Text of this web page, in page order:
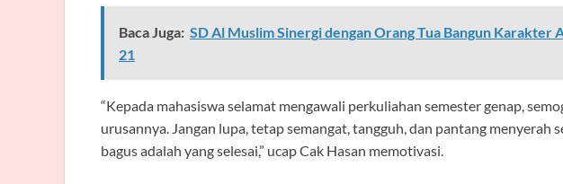
Baca Juga: SD Al Muslim Sinergi dengan Orang Tua Bangun Karakter
21
“Kepada mahasiswa selamat mengawali perkuliahan semester genap,
urusannya. Jangan lupa, tetap semangat, tangguh, dan pantang menyerah
bagus adalah yang selesai,” ucap Cak Hasan memotivasi.